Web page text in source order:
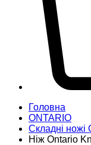
Головна
ONTARIO
Складні ножі
Ніж Ontario